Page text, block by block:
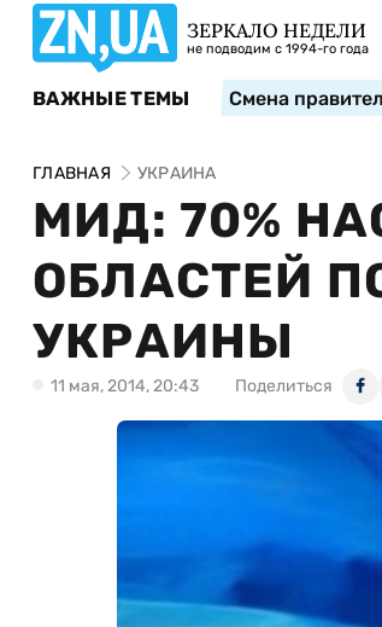
ЗЕРКАЛО НЕДЕЛИ
не подводим с 1994-го года
ВАЖНЫЕ ТЕМЫ Смена
ГЛАВНАЯ УКРАИНА
МИД: 70%
ОБЛАСТЕЙ
УКРАИНЫ
11 мая, 2014, 20:43 Поделиться